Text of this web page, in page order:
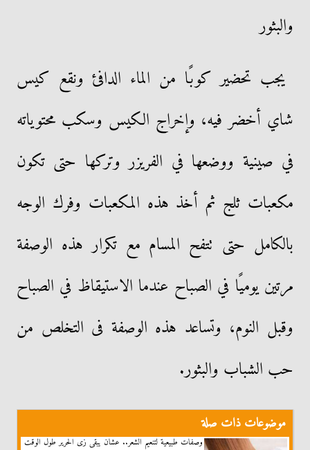
والبثور
يجب تحضير كوبًا من الماء الدافئ ونقع كيس
شاي أخضر فيه، وإخراج الكيس وسكب محتوياته
في صينية ووضعها في الفريزر وتركها حتى تكون
مكعبات ثلج ثم أخذ هذه المكعبات وفرك الوجه
بالكامل حتى تتفح المسام مع تكرار هذه الوصفة
مرتين يوميًا في الصباح عندما الاستيقاظ في الصباح
وقبل النوم، وتساعد هذه الوصفة فى التخلص من
حب الشباب والبثور.
موضوعات ذات صلة
وصفات طبيعية لتنعيم الشعر.. عشان يبقى زى الحرير طول الوقت